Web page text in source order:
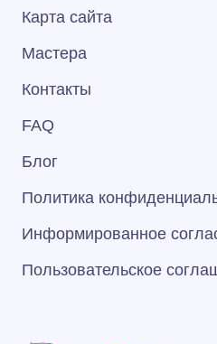
Карта сайта
Мастера
Контакты
FAQ
Блог
Политика
Информированное
Пользовательское